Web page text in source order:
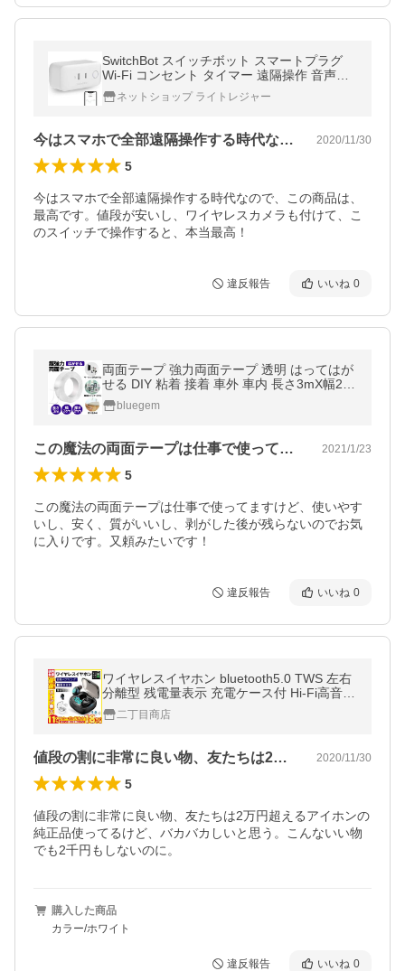
SwitchBot スイッチボット スマートプラグ
Wi-Fi コンセント タイマー 遠隔操作 音声コ
ントロール Alexa Google Home IFTTT Siri
に対応ネットショップ ライトレジャー
今はスマホで全部遠隔操作する時代なので… 2020/11/30
5
今はスマホで全部遠隔操作する時代なので、この商品は、
最高です。値段が安いし、ワイヤレスカメラも付けて、こ
のスイッチで操作すると、本当最高！
違反報告 いいね 0
両面テープ 強力両面テープ 透明 はってはが
せる DIY 粘着 接着 車外 車内 長さ3mX幅2c
mX厚さ2ｍｍ
bluegem
この魔法の両面テープは仕事で使ってます… 2021/1/23
5
この魔法の両面テープは仕事で使ってますけど、使いやす
いし、安く、質がいいし、剥がした後が残らないのでお気
に入りです。又頼みたいです！
違反報告 いいね 0
ワイヤレスイヤホン bluetooth5.0 TWS 左右
分離型 残電量表示 充電ケース付 Hi-Fi高音質
自動再接続 小型超軽量4.0g
二丁目商店
値段の割に非常に良い物、友たちは2万円… 2020/11/30
5
値段の割に非常に良い物、友たちは2万円超えるアイホンの
純正品使ってるけど、バカバカしいと思う。こんないい物
でも2千円もしないのに。
購入した商品
カラー/ホワイト
違反報告 いいね 0